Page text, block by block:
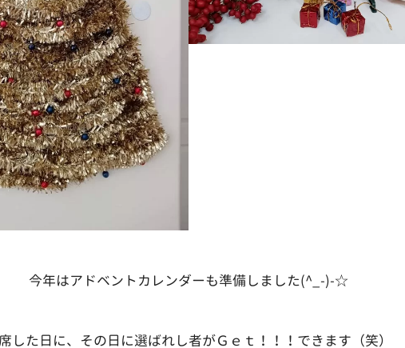
今年はアドベントカレンダーも準備しました(^_-)-☆
した日に、その日に選ばれし者がＧｅｔ！！！できます（笑）